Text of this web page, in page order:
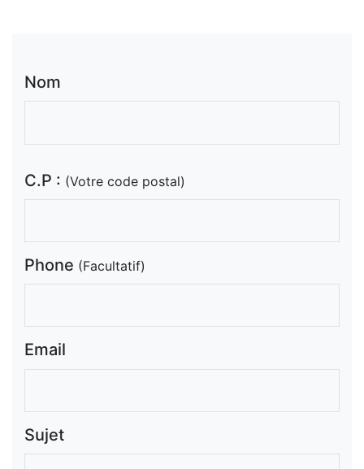
Nom
C.P : (Votre code postal)
Phone (Facultatif)
Email
Sujet